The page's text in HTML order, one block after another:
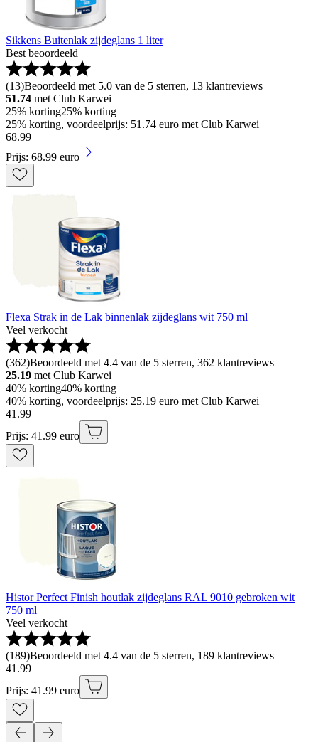
Sikkens Buitenlak zijdeglans 1 liter
Best beoordeeld
(13)Beoordeeld met 5.0 van de 5 sterren, 13 klantreviews
51.74 met Club Karwei
25% korting25% korting
25% korting, voordeelprijs: 51.74 euro met Club Karwei
68.99
Prijs: 68.99 euro
Flexa Strak in de Lak binnenlak zijdeglans wit 750 ml
Veel verkocht
(362)Beoordeeld met 4.4 van de 5 sterren, 362 klantreviews
25.19 met Club Karwei
40% korting40% korting
40% korting, voordeelprijs: 25.19 euro met Club Karwei
41 .99
Prijs: 41.99 euro
Histor Perfect Finish houtlak zijdeglans RAL 9010 gebroken wit
750 ml
Veel verkocht
(189)Beoordeeld met 4.4 van de 5 sterren, 189 klantreviews
41 .99
Prijs: 41.99 euro